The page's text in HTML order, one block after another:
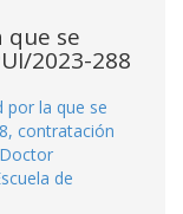
que se
2023-288
por la que se
contratación
de